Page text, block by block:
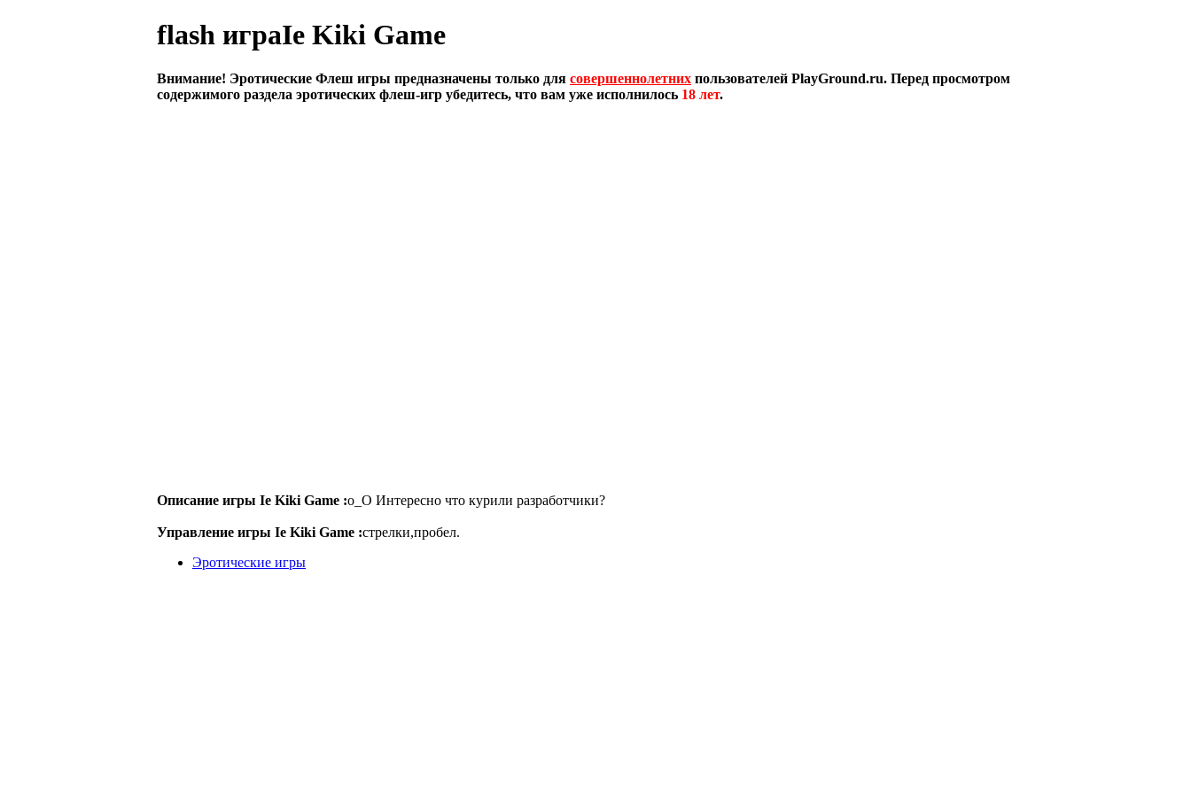
flash играIe Kiki Game
Внимание! Эротические Флеш игры предназначены только для совершеннолетних пользователей PlayGround.ru. Перед просмотром
содержимого раздела эротических флеш-игр убедитесь, что вам уже исполнилось 18 лет.
Описание игры Ie Kiki Game :о_О Интересно что курили разработчики?
Управление игры Ie Kiki Game :стрелки,пробел.
Эротические игры